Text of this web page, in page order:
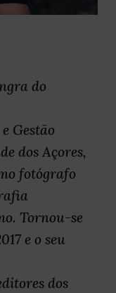
do
Gestão
dos Açores,
fotógrafo
Tornou-se
e o seu
dos